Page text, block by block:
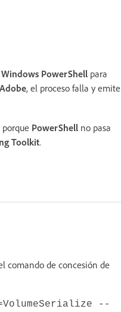
Windows PowerShell para
, el proceso falla y emite
PowerShell no pasa
Toolkit.
comando de concesión de
--